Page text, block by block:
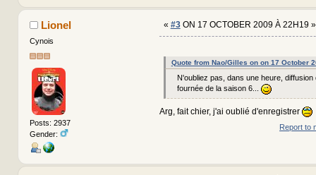
Lionel
Cynois
Posts: 2937
Gender:
« #3ON 17 OCTOBER 2009 À 22H19 »
Quote from Nao/Gilles on on 17 October
N'oubliez pas, dans une heure, diffusion
fournée de la saison 6...
Arg, fait chier, j'ai oublié d'enregistrer
Report to